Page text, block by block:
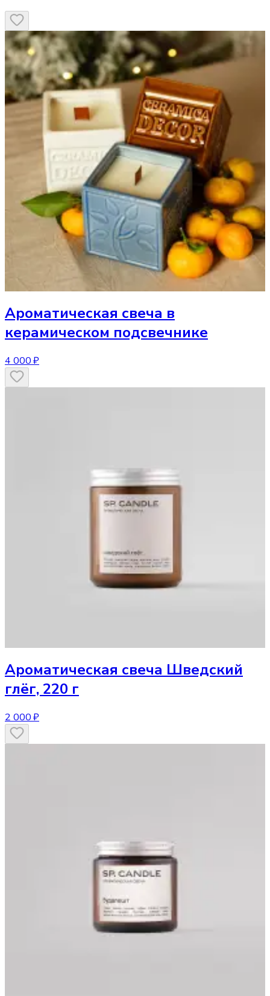
Ароматическая свеча в
керамическом подсвечнике
4 000 ₽
Ароматическая свеча Шведский
глёг, 220 г
2 000 ₽